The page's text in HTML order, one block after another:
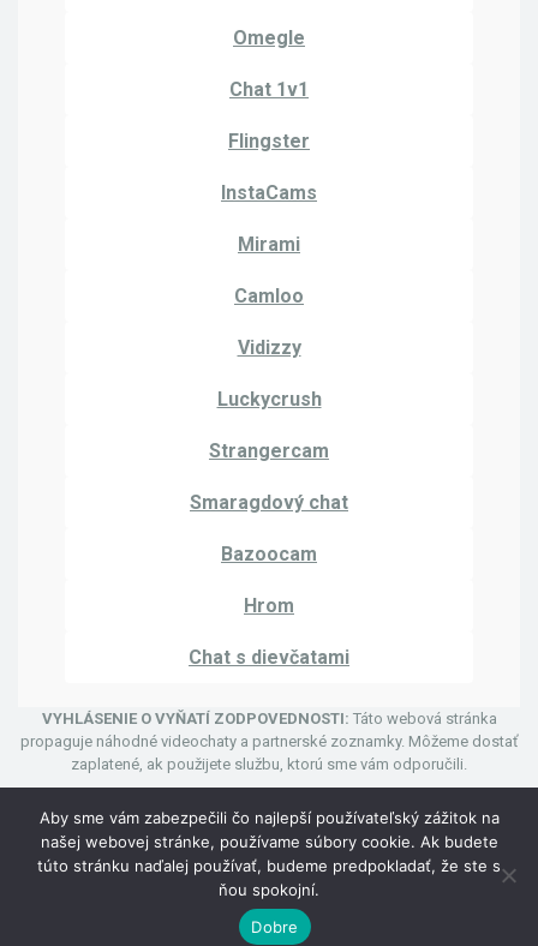
Omegle
Chat 1v1
Flingster
InstaCams
Mirami
Camloo
Vidizzy
Luckycrush
Strangercam
Smaragdový chat
Bazoocam
Hrom
Chat s dievčatami
VYHLÁSENIE O VYŇATÍ ZODPOVEDNOSTI: Táto webová stránka
propaguje náhodné videochaty a partnerské zoznamky. Môžeme dostať
zaplatené, ak použijete službu, ktorú sme vám odporučili.
© Autorské práva 2024 | Uhmegle Cam
Zásady ochrany osobných údajov
Aby sme vám zabezpečili čo najlepší používateľský zážitok na
našej webovej stránke, používame súbory cookie. Ak budete
túto stránku naďalej používať, budeme predpokladať, že ste s
ňou spokojní.
Dobre